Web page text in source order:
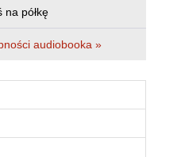
na półkę
audiobooka »